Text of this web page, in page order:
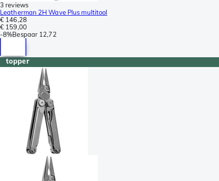
3 reviews
Leatherman 2H Wave Plus multitool
€ 146,28
€ 159,00
-8%Bespaar 12,72
topper